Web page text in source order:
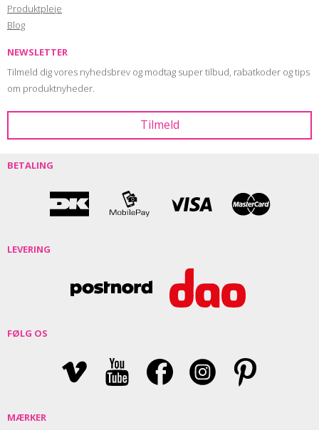
Produktpleje
Blog
NEWSLETTER
Tilmeld dig vores nyhedsbrev og modtag super tilbud, rabatkoder og tips
om produktnyheder.
BETALING
LEVERING
FØLG OS
MÆRKER